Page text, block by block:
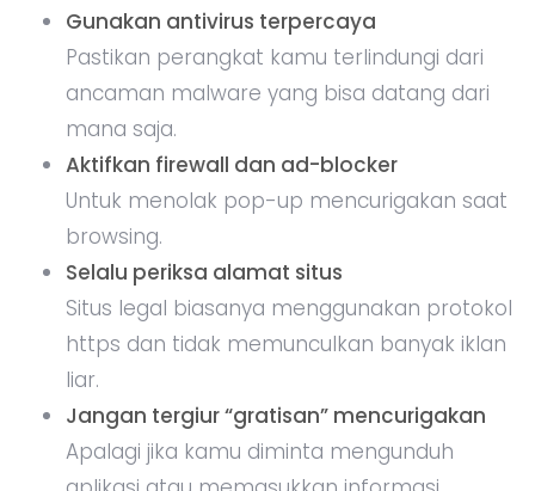
Gunakan antivirus terpercaya
Pastikan perangkat kamu terlindungi dari
ancaman malware yang bisa datang dari
mana saja.
Aktifkan firewall dan ad-blocker
Untuk menolak pop-up mencurigakan saat
browsing.
Selalu periksa alamat situs
Situs legal biasanya menggunakan protokol
https dan tidak memunculkan banyak iklan
liar.
Jangan tergiur “gratisan” mencurigakan
Apalagi jika kamu diminta mengunduh